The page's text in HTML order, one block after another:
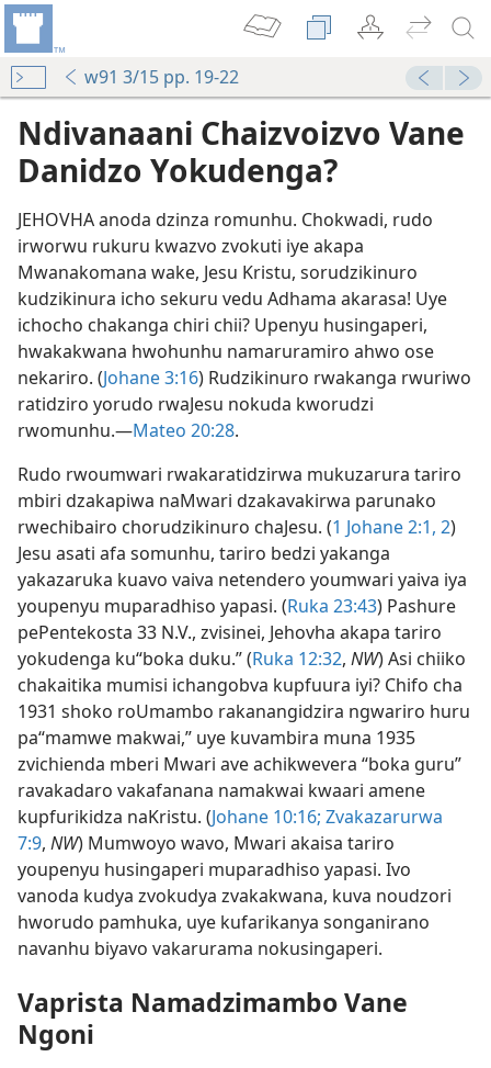
w91 3/15 pp. 19-22
Ndivanaani Chaizvoizvo
Vane Danidzo Yokudenga?
JEHOVHA anoda dzinza romunhu. Chokwadi, rudo
irworwu rukuru kwazvo zvokuti iye akapa
Mwanakomana wake, Jesu Kristu, sorudzikinuro
kudzikinura icho sekuru vedu Adhama akarasa! Uye
ichocho chakanga chiri chii? Upenyu husingaperi,
hwakakwana hwohunhu namaruramiro ahwo ose
nekariro. (Johane 3:16) Rudzikinuro rwakanga rwuriwo
ratidziro yorudo rwaJesu nokuda kworudzi
rwomunhu.—Mateo 20:28.
Rudo rwoumwari rwakaratidzirwa mukuzarura tariro
mbiri dzakapiwa naMwari dzakavakirwa parunako
rwechibairo chorudzikinuro chaJesu. (1 Johane 2:1, 2)
Jesu asati afa somunhu, tariro bedzi yakanga
yakazaruka kuavo vaiva netendero youmwari yaiva iya
youpenyu muparadhiso yapasi. (Ruka 23:43) Pashure
pePentekosta 33 N.V., zvisinei, Jehovha akapa tariro
yokudenga ku“boka duku.” (Ruka 12:32, NW) Asi chiiko
chakaitika mumisi ichangobva kupfuura iyi? Chifo cha
1931 shoko roUmambo rakanangidzira ngwariro huru
pa“mamwe makwai,” uye kuvambira muna 1935
zvichienda mberi Mwari ave achikwevera “boka guru”
ravakadaro vakafanana namakwai kwaari amene
kupfurikidza naKristu. (Johane 10:16; Zvakazarurwa
7:9, NW) Mumwoyo wavo, Mwari akaisa tariro
youpenyu husingaperi muparadhiso yapasi. Ivo
vanoda kudya zvokudya zvakakwana, kuva noudzori
hworudo pamhuka, uye kufarikanya songanirano
navanhu biyavo vakarurama nokusingaperi.
Vaprista Namadzimambo Vane
Ngoni